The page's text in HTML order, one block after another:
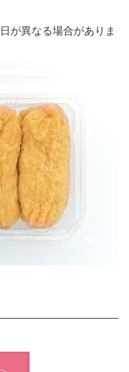
が異なる場合がありま